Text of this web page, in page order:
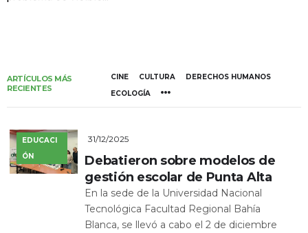
ARTÍCULOS MÁS
RECIENTES
CINE CULTURA
DERECHOS HUMANOS
ECOLOGÍA
EDUCACI
ÓN
31/12/2025
Debatieron sobre modelos de
gestión escolar de Punta Alta
En la sede de la Universidad Nacional
Tecnológica Facultad Regional Bahía
Blanca, se llevó a cabo el 2 de diciembre